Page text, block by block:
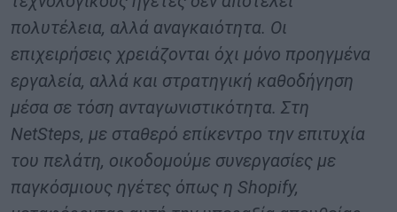
πολυτέλεια, αλλά αναγκαιότητα. Οι
επιχειρήσεις χρειάζονται όχι μόνο προηγμένα
εργαλεία, αλλά και στρατηγική καθοδήγηση
μέσα σε τόση ανταγωνιστικότητα. Στη
NetSteps, με σταθερό επίκεντρο την επιτυχία
του πελάτη, οικοδομούμε συνεργασίες με
παγκόσμιους ηγέτες όπως η Shopify,